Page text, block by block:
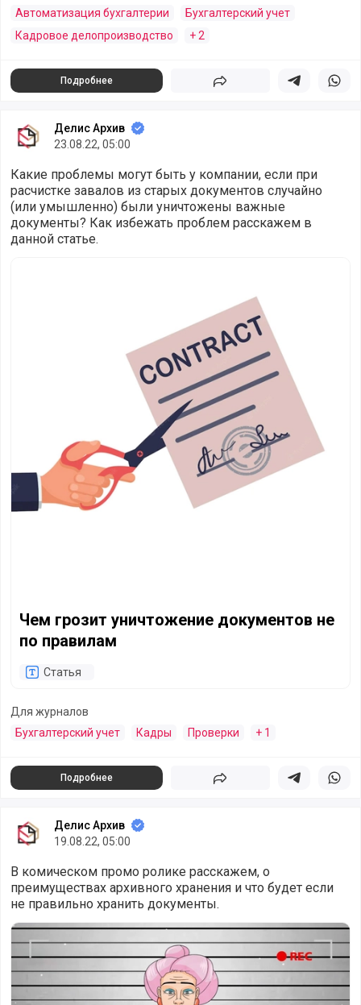
Автоматизация бухгалтерии
Бухгалтерский учет
Кадровое делопроизводство
+ 2
Подробнее Поделиться Поделиться в
Делис Архив
23.08.22, 05:00
Какие проблемы могут быть у компании, если при
расчистке завалов из старых документов случайно
(или умышленно) были уничтожены важные
документы? Как избежать проблем расскажем в
данной статье.
Чем грозит уничтожение документов не
по правилам
Статья
Для журналов
Бухгалтерский учет
Кадры Проверки + 1
Подробнее Поделиться Поделиться в
Делис Архив
19.08.22, 05:00
В комическом промо ролике расскажем, о
преимуществах архивного хранения и что будет если
не правильно хранить документы.
Что будет, если неправильно хранить документы?